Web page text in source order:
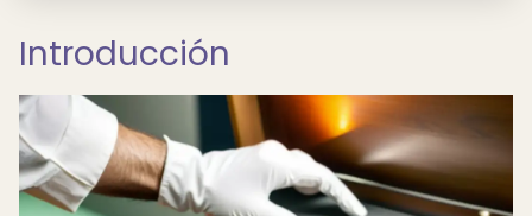
Introducción